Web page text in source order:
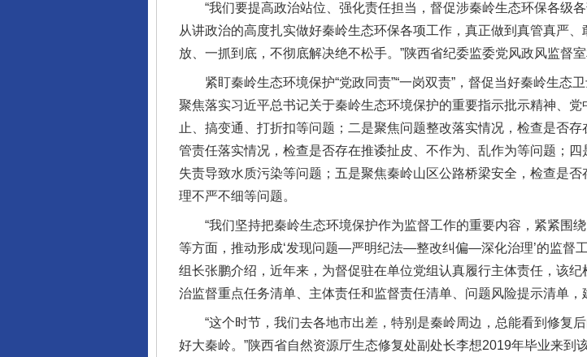
“我们要提高政治站位、强化责任担当，督促涉秦岭生态环保各级各
从讲政治的高度扎实做好秦岭生态环保各项工作，真正做到真管真严
放、一抓到底，不彻底解决绝不松手。”陕西省纪委监委党风政风监督室
紧盯秦岭生态环境保护“党政同责”“一岗双责”，督促当好秦岭生态
聚焦落实习近平总书记关于秦岭生态环境保护的重要指示批示精神、
止、搞变通、打折扣等问题；二是聚焦问题整改落实情况，检查是否
管责任落实情况，检查是否存在推诿扯皮、不作为、乱作为等问题；
失责导致水质污染等问题；五是聚焦秦岭山区公路桥梁安全，检查是
理不严不细等问题。
“我们坚持把秦岭生态环境保护作为监督工作的重要内容，紧紧围
等方面，推动形成‘发现问题—严明纪法—整改纠偏—深化治理’的监督
组长张鹏介绍，近年来，为督促驻在单位党组认真履行主体责任，该
治监督重点任务清单、主体责任和监督责任清单、问题风险提示清单，
“这个时节，我们去各地市出差，特别是秦岭周边，总能看到修复
好大秦岭。”陕西省自然资源厅生态修复处副处长李想2019年毕业来